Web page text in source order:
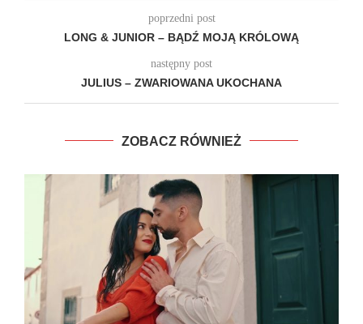
poprzedni post
LONG & JUNIOR – BĄDŹ MOJĄ KRÓLOWĄ
następny post
JULIUS – ZWARIOWANA UKOCHANA
ZOBACZ RÓWNIEŻ